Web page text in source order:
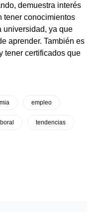
demuestra interés
tener conocimientos
universidad, ya que
aprender. También es
tener certificados que
empleo
tendencias